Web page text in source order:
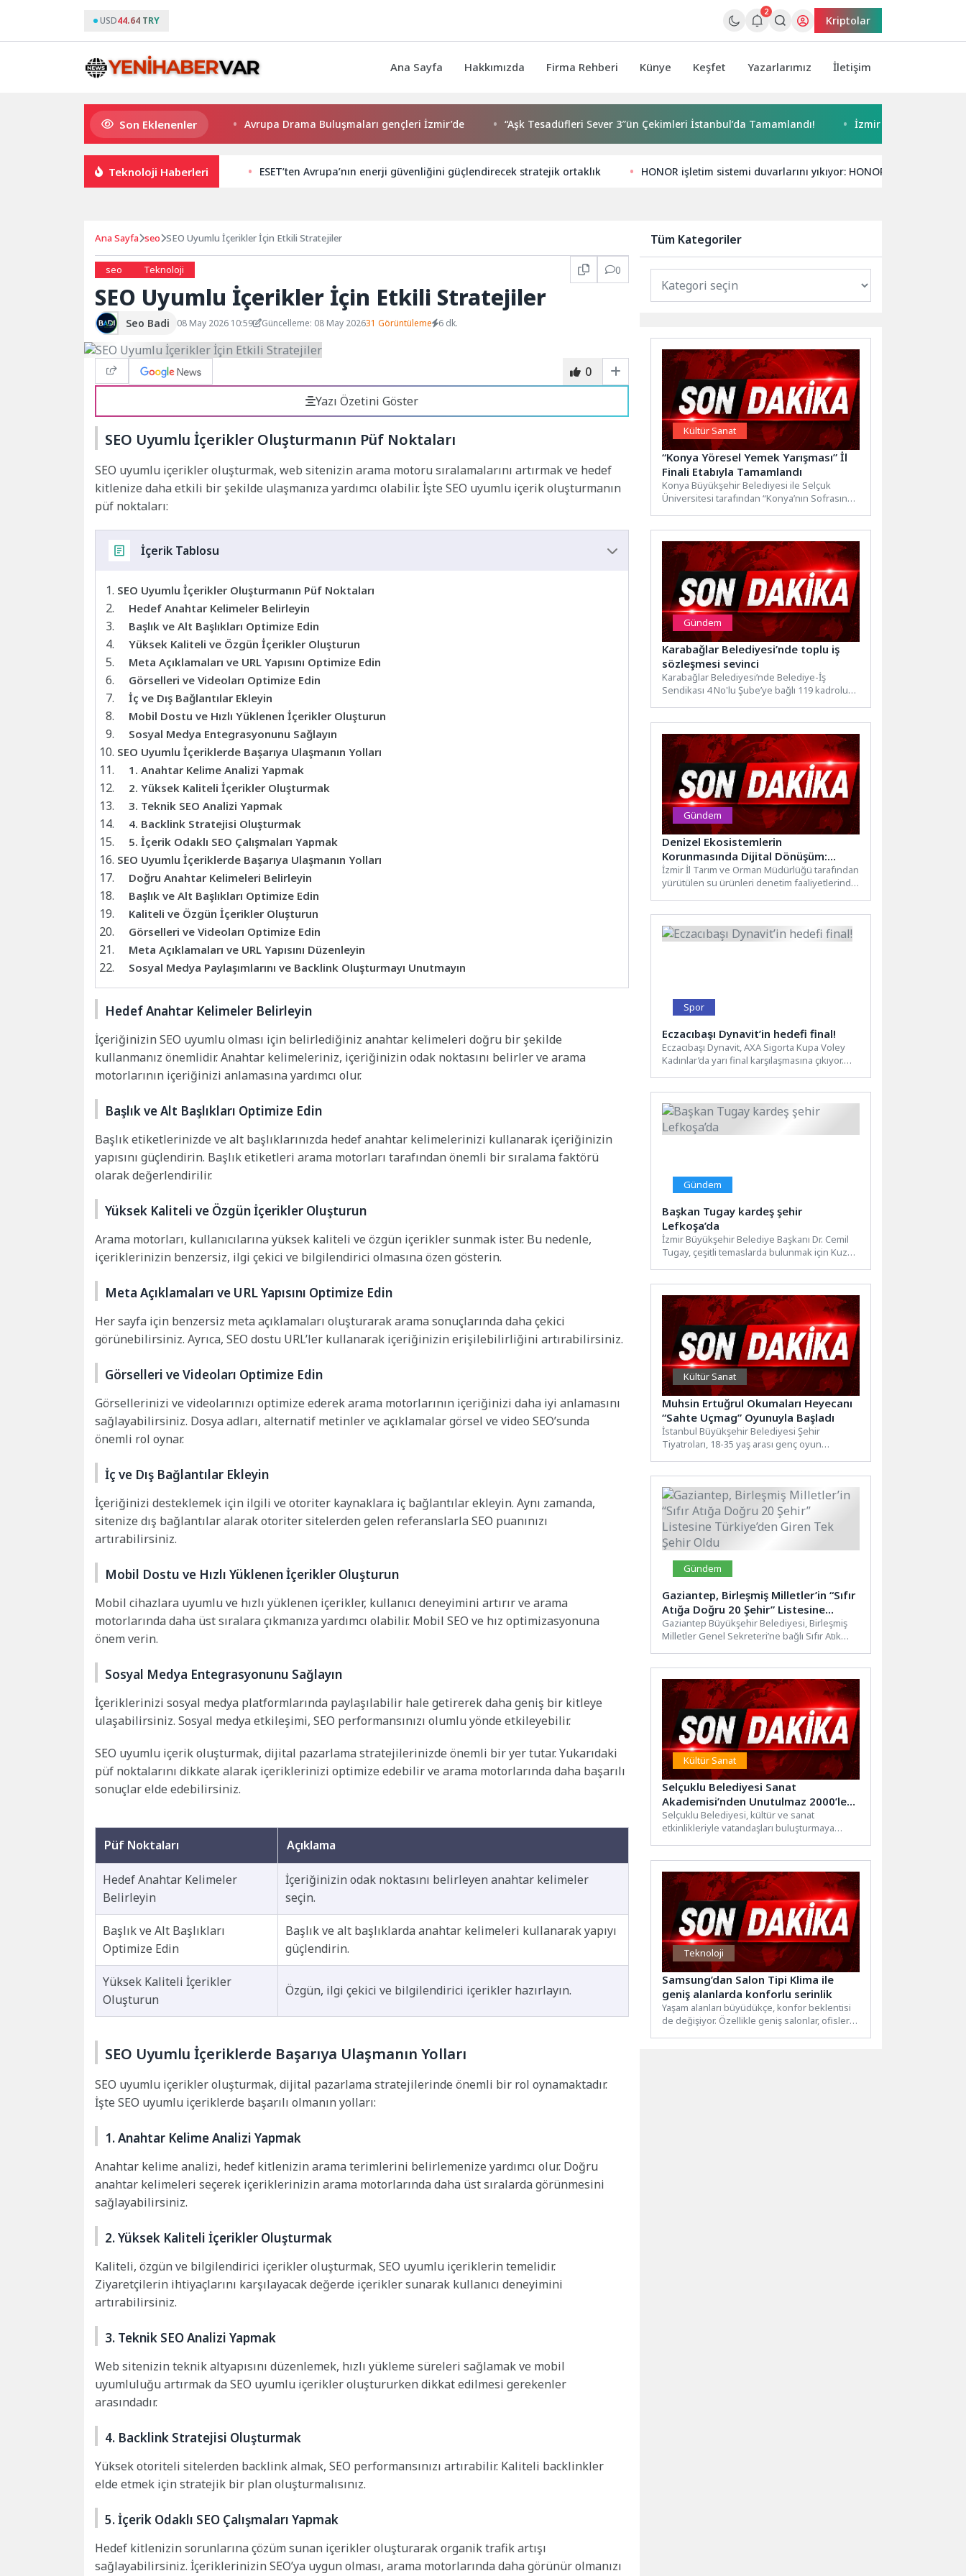
USD44.64 TRY
2
Kriptolar
Ana Sayfa Hakkımızda Firma Rehberi Künye Keşfet Yazarlarımız İletişim
Son Eklenenler
adresi Düden Balık Çarşısı Avrupa Drama Buluşmaları gençleri İzmir’de “Aşk Tesadüfleri Sever 3″ün Çekimleri İstanbul’da Tamamlandı! İzmir Yurttaş Meclisi 15 ilçeye
Teknoloji Haberleri ESET’ten Avrupa’nın enerji güvenliğini güçlendirecek stratejik ortaklık HONOR işletim sistemi duvarlarını yıkıyor: HONOR Connect
Ana Sayfa seo SEO Uyumlu İçerikler İçin Etkili Stratejiler
seo Teknoloji 0
SEO Uyumlu İçerikler İçin Etkili Stratejiler
Seo Badi 08 May 2026 10:59 Güncelleme: 08 May 202631 Görüntüleme 6 dk.
0
Yazı Özetini Göster
SEO Uyumlu İçerikler Oluşturmanın Püf Noktaları
SEO uyumlu içerikler oluşturmak, web sitenizin arama motoru sıralamalarını artırmak ve hedef
kitlenize daha etkili bir şekilde ulaşmanıza yardımcı olabilir. İşte SEO uyumlu içerik oluşturmanın
püf noktaları:
İçerik Tablosu
SEO Uyumlu İçerikler Oluşturmanın Püf Noktaları
Hedef Anahtar Kelimeler Belirleyin
Başlık ve Alt Başlıkları Optimize Edin
Yüksek Kaliteli ve Özgün İçerikler Oluşturun
Meta Açıklamaları ve URL Yapısını Optimize Edin
Görselleri ve Videoları Optimize Edin
İç ve Dış Bağlantılar Ekleyin
Mobil Dostu ve Hızlı Yüklenen İçerikler Oluşturun
Sosyal Medya Entegrasyonunu Sağlayın
SEO Uyumlu İçeriklerde Başarıya Ulaşmanın Yolları
1. Anahtar Kelime Analizi Yapmak
2. Yüksek Kaliteli İçerikler Oluşturmak
3. Teknik SEO Analizi Yapmak
4. Backlink Stratejisi Oluşturmak
5. İçerik Odaklı SEO Çalışmaları Yapmak
SEO Uyumlu İçeriklerde Başarıya Ulaşmanın Yolları
Doğru Anahtar Kelimeleri Belirleyin
Başlık ve Alt Başlıkları Optimize Edin
Kaliteli ve Özgün İçerikler Oluşturun
Görselleri ve Videoları Optimize Edin
Meta Açıklamaları ve URL Yapısını Düzenleyin
Sosyal Medya Paylaşımlarını ve Backlink Oluşturmayı Unutmayın
Hedef Anahtar Kelimeler Belirleyin
İçeriğinizin SEO uyumlu olması için belirlediğiniz anahtar kelimeleri doğru bir şekilde
kullanmanız önemlidir. Anahtar kelimeleriniz, içeriğinizin odak noktasını belirler ve arama
motorlarının içeriğinizi anlamasına yardımcı olur.
Başlık ve Alt Başlıkları Optimize Edin
Başlık etiketlerinizde ve alt başlıklarınızda hedef anahtar kelimelerinizi kullanarak içeriğinizin
yapısını güçlendirin. Başlık etiketleri arama motorları tarafından önemli bir sıralama faktörü
olarak değerlendirilir.
Yüksek Kaliteli ve Özgün İçerikler Oluşturun
Arama motorları, kullanıcılarına yüksek kaliteli ve özgün içerikler sunmak ister. Bu nedenle,
içeriklerinizin benzersiz, ilgi çekici ve bilgilendirici olmasına özen gösterin.
Meta Açıklamaları ve URL Yapısını Optimize Edin
Her sayfa için benzersiz meta açıklamaları oluşturarak arama sonuçlarında daha çekici
görünebilirsiniz. Ayrıca, SEO dostu URL’ler kullanarak içeriğinizin erişilebilirliğini artırabilirsiniz.
Görselleri ve Videoları Optimize Edin
Görsellerinizi ve videolarınızı optimize ederek arama motorlarının içeriğinizi daha iyi anlamasını
sağlayabilirsiniz. Dosya adları, alternatif metinler ve açıklamalar görsel ve video SEO’sunda
önemli rol oynar.
İç ve Dış Bağlantılar Ekleyin
İçeriğinizi desteklemek için ilgili ve otoriter kaynaklara iç bağlantılar ekleyin. Aynı zamanda,
sitenize dış bağlantılar alarak otoriter sitelerden gelen referanslarla SEO puanınızı
artırabilirsiniz.
Mobil Dostu ve Hızlı Yüklenen İçerikler Oluşturun
Mobil cihazlara uyumlu ve hızlı yüklenen içerikler, kullanıcı deneyimini artırır ve arama
motorlarında daha üst sıralara çıkmanıza yardımcı olabilir. Mobil SEO ve hız optimizasyonuna
önem verin.
Sosyal Medya Entegrasyonunu Sağlayın
İçeriklerinizi sosyal medya platformlarında paylaşılabilir hale getirerek daha geniş bir kitleye
ulaşabilirsiniz. Sosyal medya etkileşimi, SEO performansınızı olumlu yönde etkileyebilir.
SEO uyumlu içerik oluşturmak, dijital pazarlama stratejilerinizde önemli bir yer tutar. Yukarıdaki
püf noktalarını dikkate alarak içeriklerinizi optimize edebilir ve arama motorlarında daha başarılı
sonuçlar elde edebilirsiniz.
Püf Noktaları Açıklama
Hedef Anahtar Kelimeler
Belirleyin
İçeriğinizin odak noktasını belirleyen anahtar kelimeler
seçin.
Başlık ve Alt Başlıkları
Optimize Edin
Başlık ve alt başlıklarda anahtar kelimeleri kullanarak yapıyı
güçlendirin.
Yüksek Kaliteli İçerikler
Oluşturun
Özgün, ilgi çekici ve bilgilendirici içerikler hazırlayın.
SEO Uyumlu İçeriklerde Başarıya Ulaşmanın Yolları
SEO uyumlu içerikler oluşturmak, dijital pazarlama stratejilerinde önemli bir rol oynamaktadır.
İşte SEO uyumlu içeriklerde başarılı olmanın yolları:
1. Anahtar Kelime Analizi Yapmak
Anahtar kelime analizi, hedef kitlenizin arama terimlerini belirlemenize yardımcı olur. Doğru
anahtar kelimeleri seçerek içeriklerinizin arama motorlarında daha üst sıralarda görünmesini
sağlayabilirsiniz.
2. Yüksek Kaliteli İçerikler Oluşturmak
Kaliteli, özgün ve bilgilendirici içerikler oluşturmak, SEO uyumlu içeriklerin temelidir.
Ziyaretçilerin ihtiyaçlarını karşılayacak değerde içerikler sunarak kullanıcı deneyimini
artırabilirsiniz.
3. Teknik SEO Analizi Yapmak
Web sitenizin teknik altyapısını düzenlemek, hızlı yükleme süreleri sağlamak ve mobil
uyumluluğu artırmak da SEO uyumlu içerikler oluştururken dikkat edilmesi gerekenler
arasındadır.
4. Backlink Stratejisi Oluşturmak
Yüksek otoriteli sitelerden backlink almak, SEO performansınızı artırabilir. Kaliteli backlinkler
elde etmek için stratejik bir plan oluşturmalısınız.
5. İçerik Odaklı SEO Çalışmaları Yapmak
Hedef kitlenizin sorunlarına çözüm sunan içerikler oluşturarak organik trafik artışı
sağlayabilirsiniz. İçeriklerinizin SEO’ya uygun olması, arama motorlarında daha görünür olmanızı
Tüm Kategoriler
Kültür Sanat
“Konya Yöresel Yemek Yarışması” İl
Finali Etabıyla Tamamlandı
Konya Büyükşehir Belediyesi ile Selçuk
Üniversitesi tarafından “Konya’nın Sofrasında
Gündem
Karabağlar Belediyesi’nde toplu iş
sözleşmesi sevinci
Karabağlar Belediyesi’nde Belediye-İş
Sendikası 4 No'lu Şube’ye bağlı 119 kadrolu
Gündem
Denizel Ekosistemlerin
Korunmasında Dijital Dönüşüm:
İzmir’de Denetim Kapasitesi
Güçleniyor
İzmir İl Tarım ve Orman Müdürlüğü tarafından
yürütülen su ürünleri denetim faaliyetlerinde,
Spor
Eczacıbaşı Dynavit’in hedefi final!
Eczacıbaşı Dynavit, AXA Sigorta Kupa Voley
Kadınlar’da yarı final karşılaşmasına çıkıyor.
Gündem
Başkan Tugay kardeş şehir
Lefkoşa’da
İzmir Büyükşehir Belediye Başkanı Dr. Cemil
Tugay, çeşitli temaslarda bulunmak için Kuzey
Kültür Sanat
Muhsin Ertuğrul Okumaları Heyecanı
“Sahte Uçmag” Oyunuyla Başladı
İstanbul Büyükşehir Belediyesi Şehir
Tiyatroları, 18-35 yaş arası genç oyun
Gündem
Gaziantep, Birleşmiş Milletler’in “Sıfır
Atığa Doğru 20 Şehir” Listesine
Türkiye’den Giren Tek Şehir Oldu
Gaziantep Büyükşehir Belediyesi, Birleşmiş
Milletler Genel Sekreteri’ne bağlı Sıfır Atık
Kültür Sanat
Selçuklu Belediyesi Sanat
Akademisi’nden Unutulmaz 2000’ler
Türkçe Pop Konseri
Selçuklu Belediyesi, kültür ve sanat
etkinlikleriyle vatandaşları buluşturmaya
Teknoloji
Samsung’dan Salon Tipi Klima ile
geniş alanlarda konforlu serinlik
Yaşam alanları büyüdükçe, konfor beklentisi
de değişiyor. Özellikle geniş salonlar, ofisler